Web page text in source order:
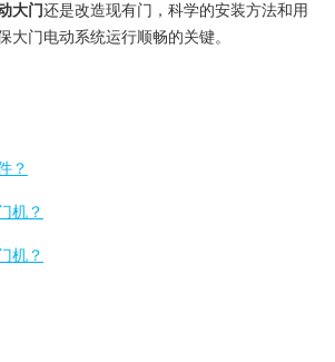
大门还是改造现有门，科学的安装方法和用
大门电动系统运行顺畅的关键。
？
机？
机？